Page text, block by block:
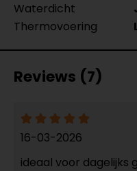
Waterdicht
Thermovoering
Reviews (7)
16-03-2026
ideaal voor dagelijks